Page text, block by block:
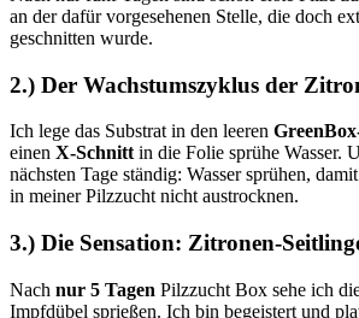
an der dafür vorgesehenen Stelle, die doch
geschnitten wurde.
2.) Der Wachstumszyklus der
Ich lege das Substrat in den leeren
einen X-Schnitt in die Folie sprühe Wasser.
nächsten Tage ständig: Wasser sprühen,
in meiner Pilzzucht nicht austrocknen.
3.) Die Sensation: Zitronen-
Nach nur 5 Tagen Pilzzucht Box sehe ich
Impfdübel sprießen. Ich bin begeistert und